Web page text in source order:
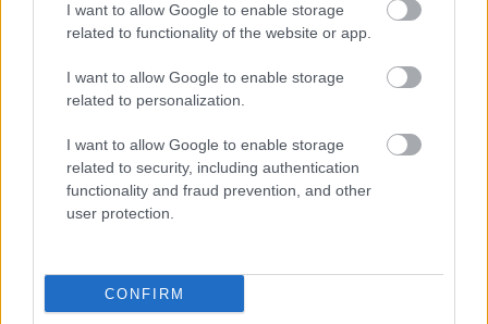
I want to allow Google to enable storage
related to functionality of the website or app.
I want to allow Google to enable storage
related to personalization.
I want to allow Google to enable storage
related to security, including authentication
functionality and fraud prevention, and other
user protection.
CONFIRM